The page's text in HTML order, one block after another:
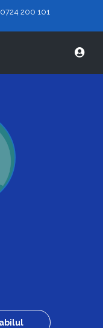
200 101